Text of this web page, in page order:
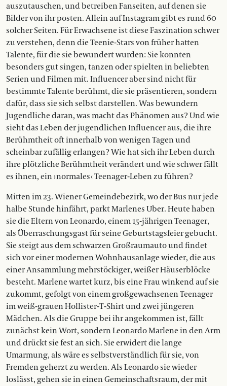
auszutauschen, und betreiben Fanseiten, auf denen sie
Bilder von ihr posten. Allein auf Instagram gibt es rund 60
solcher Seiten. Für Erwachsene ist diese Faszination schwer
zu verstehen, denn die Teenie-Stars von früher hatten
Talente, für die sie bewundert wurden: Sie konnten
besonders gut singen, tanzen oder spielten in beliebten
Serien und Filmen mit. Influencer aber sind nicht für
bestimmte Talente berühmt, die sie präsentieren, sondern
dafür, dass sie sich selbst darstellen. Was bewundern
Jugendliche daran, was macht das Phänomen aus? Und wie
sieht das Leben der jugendlichen Influencer aus, die ihre
Berühmtheit oft innerhalb von wenigen Tagen und
scheinbar zufällig erlangen? Wie hat sich ihr Leben durch
ihre plötzliche Berühmtheit verändert und wie schwer fällt
es ihnen, ein › normales ‹ Teenager-Leben zu führen?
Mitten im 23. Wiener Gemein­debezirk, wo der Bus nur jede
halbe Stunde hinfährt, parkt Mar­lenes Uber. Heute haben
sie die El­tern von Leonardo, einem 15-jährigen Teenager,
als Über­raschungsgast für seine Geburts­tagsfeier gebucht.
Sie steigt aus dem schwarzen Großraumauto und findet
sich vor einer modernen Wohnhausanlage wieder, die aus
einer Ansammlung mehrstöckiger, weißer Häu­serblöcke
besteht. Marlene wartet kurz, bis eine Frau winkend auf sie
zukommt, gefolgt von einem großgewachsenen Teenager
im weiß-grauen Hollister-T-Shirt und zwei jüngeren
Mädchen. Als die Gruppe bei ihr angekommen ist, fällt
zunächst kein Wort, sondern Leonardo Marlene in den Arm
und drückt sie fest an sich. Sie erwidert die lange
Umarmung, als wäre es selbstverständlich für sie, von
Fremden geherzt zu werden. Als Leonardo sie wieder
loslässt, gehen sie in einen Gemeinschaftsraum, der mit